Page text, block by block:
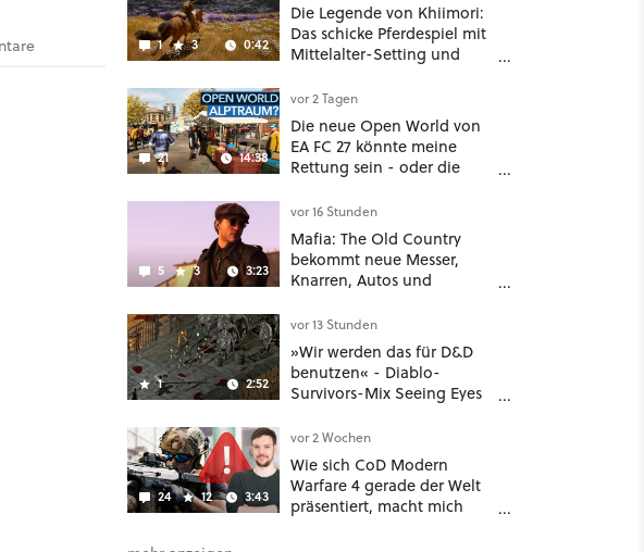
1 3 0:42
Die Legende von Khiimori:
Das schicke Pferdespiel mit
Mittelalter-Setting und
noch größer und
gefährlicher
21 14:38
vor 2 Tagen
Die neue Open World von
EA FC 27 könnte meine
Rettung sein - oder die
5 3 3:23
vor 16 Stunden
Mafia: The Old Country
bekommt neue Messer,
Knarren, Autos und
hat mehr dabei als nur
Story
1 2:52
vor 13 Stunden
»Wir werden das für D&D
benutzen« - Diablo-
Survivors-Mix Seeing Eyes
nützliches Map-Tool
24 12 3:43
vor 2 Wochen
Wie sich CoD Modern
Warfare 4 gerade der Welt
präsentiert, macht mich